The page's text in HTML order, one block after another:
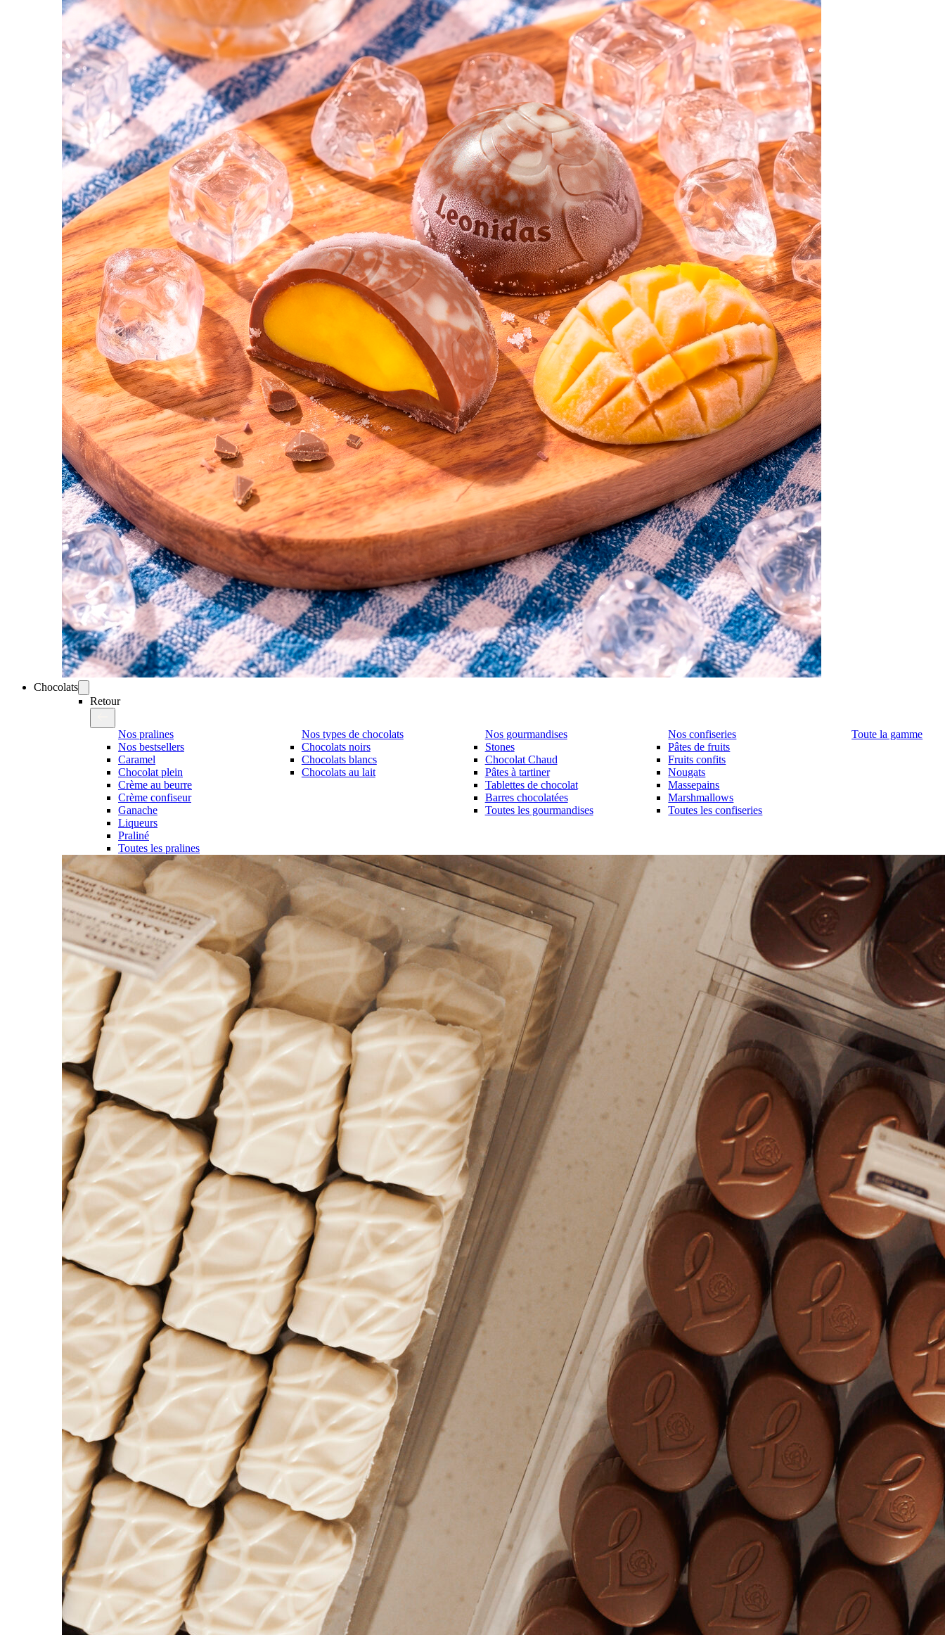
Chocolats
Retour
Nos pralines
Nos bestsellers
Caramel
Chocolat plein
Crème au beurre
Crème confiseur
Ganache
Liqueurs
Praliné
Toutes les pralines
Nos types de chocolats
Chocolats noirs
Chocolats blancs
Chocolats au lait
Nos gourmandises
Stones
Chocolat Chaud
Pâtes à tartiner
Tablettes de chocolat
Barres chocolatées
Toutes les gourmandises
Nos confiseries
Pâtes de fruits
Fruits confits
Nougats
Massepains
Marshmallows
Toutes les confiseries
Toute la gamme